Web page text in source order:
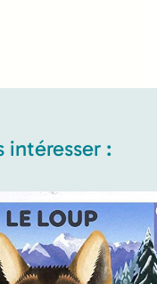
intéresser :